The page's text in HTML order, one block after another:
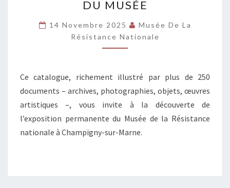
CATALOGUE
DE
L’EXPOSITION
PERMANENTE
MUSÉE
DU MUSÉE
14 Novembre 2025
Musée De La
Résistance Nationale
Ce catalogue, richement illustré par plus de 250
documents – archives, photographies, objets, œuvres
artistiques –, vous invite à la découverte de
l’exposition permanente du Musée de la Résistance
nationale à Champigny-sur-Marne.